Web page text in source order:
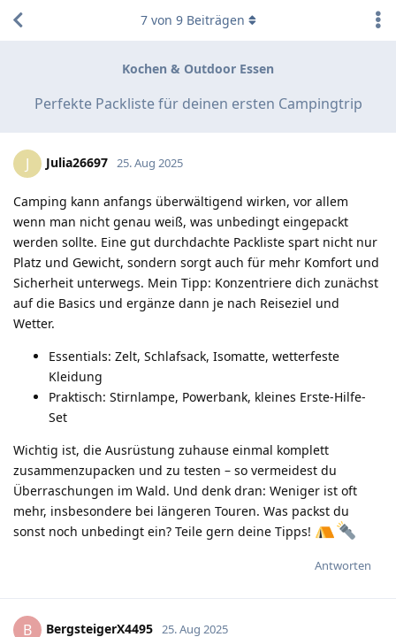
Kochen & Outdoor Essen
Perfekte Packliste für deinen ersten Campingtrip
7von 9Beiträgen
J Julia26697 25. Aug 2025
Camping kann anfangs überwältigend wirken, vor allem
wenn man nicht genau weiß, was unbedingt eingepackt
werden sollte. Eine gut durchdachte Packliste spart nicht nur
Platz und Gewicht, sondern sorgt auch für mehr Komfort und
Sicherheit unterwegs. Mein Tipp: Konzentriere dich zunächst
auf die Basics und ergänze dann je nach Reiseziel und
Wetter.
Essentials: Zelt, Schlafsack, Isomatte, wetterfeste
Kleidung
Praktisch: Stirnlampe, Powerbank, kleines Erste-Hilfe-
Set
Wichtig ist, die Ausrüstung zuhause einmal komplett
zusammenzupacken und zu testen – so vermeidest du
Überraschungen im Wald. Und denk dran: Weniger ist oft
mehr, insbesondere bei längeren Touren. Was packst du
sonst noch unbedingt ein? Teile gern deine Tipps!
Antworten
B BergsteigerX4495 25. Aug 2025